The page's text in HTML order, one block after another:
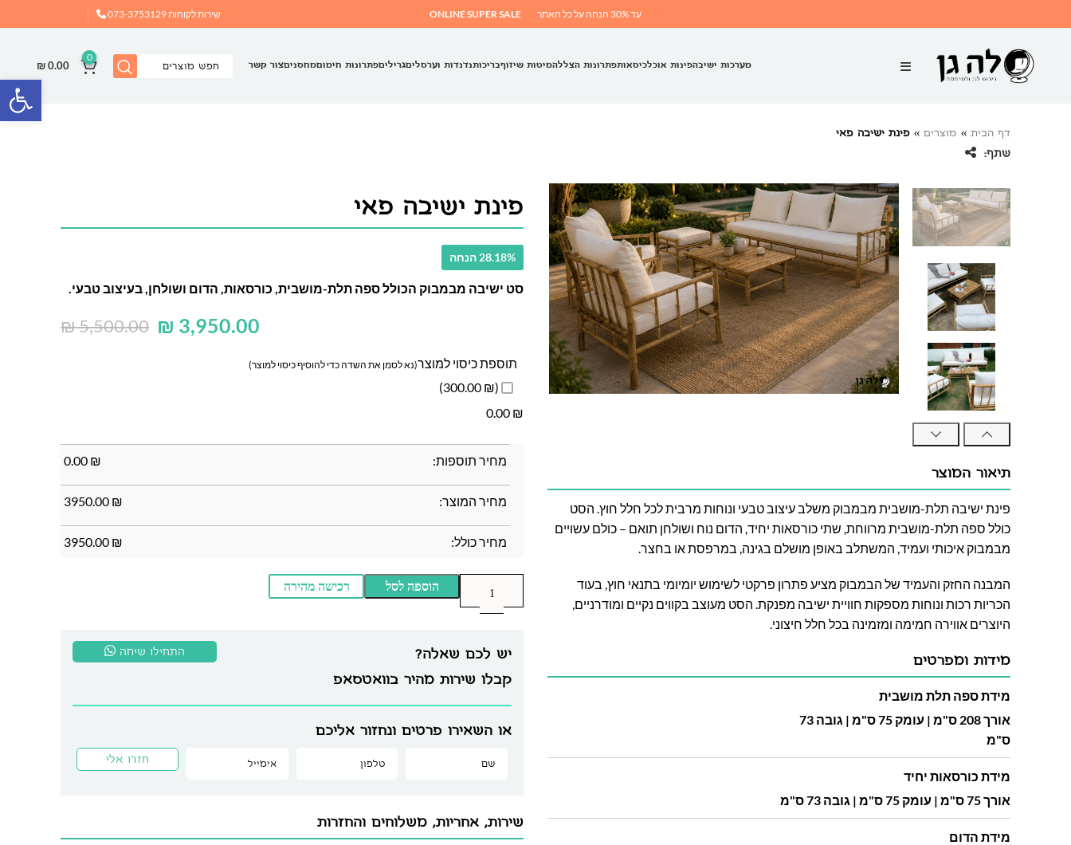
עד 30% הנחה על כל האתר ONLINE SUPER SALE שירות לקוחות073-3753129
מערכות ישיבהפינות אוכלכיסאותפתרונות הצללהמיטות שיזוףבריכותנדנדות וערסליםגריליםפתרונות חימוםמחסניםצור קשר
0
₪0.00
דף הבית » מוצרים » פינת ישיבה פאי
שתף:
תיאור המוצר
פינת ישיבה תלת-מושבית מבמבוק משלב עיצוב טבעי ונוחות מרבית לכל חלל חוץ. הסט
כולל ספה תלת-מושבית מרווחת, שתי כורסאות יחיד, הדום נוח ושולחן תואם – כולם עשויים
מבמבוק איכותי ועמיד, המשתלב באופן מושלם בגינה, במרפסת או בחצר.
המבנה החזק והעמיד של הבמבוק מציע פתרון פרקטי לשימוש יומיומי בתנאי חוץ, בעוד
הכריות רכות ונוחות מספקות חוויית ישיבה מפנקת. הסט מעוצב בקווים נקיים ומודרניים,
היוצרים אווירה חמימה ומזמינה בכל חלל חיצוני.
מידות ומפרטים
מידת ספה תלת מושבית
אורך 208 ס"מ | עומק 75 ס"מ | גובה 73
ס"מ
מידת כורסאות יחיד
אורך 75 ס"מ | עומק 75 ס"מ | גובה 73 ס"מ
מידת הדום
פינת ישיבה פאי
28.18% הנחה
סט ישיבה מבמבוק הכולל ספה תלת-מושבית, כורסאות, הדום ושולחן, בעיצוב טבעי.
₪5,500.00 ₪ 3,950.00
תוספת כיסוי למוצר(נא לסמן את השדה כדי להוסיף כיסוי למוצר)
(₪ 300.00)
₪
0.00
מחיר תוספות: ₪
0.00
מחיר המוצר: ₪
3950.00
מחיר כולל: ₪
3950.00
הוספה לסל רכישה מהירה
יש לכם שאלה?
קבלו שירות מהיר בוואטסאפ
התחילו שיחה
או השאירו פרטים ונחזור אליכם
שירות, אחריות, משלוחים והחזרות